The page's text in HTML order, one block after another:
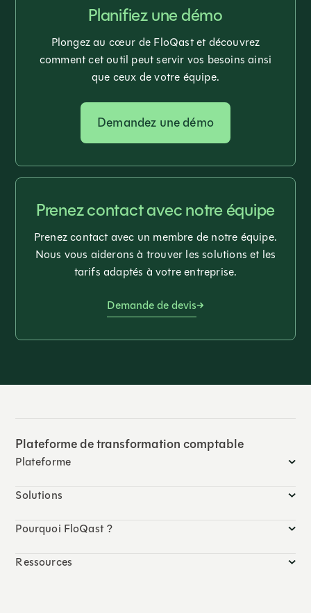
Planifiez une démo
Plongez au cœur de FloQast et découvrez
comment cet outil peut servir vos besoins ainsi
que ceux de votre équipe.
Demandez une démo
Prenez contact avec notre équipe
Prenez contact avec un membre de notre équipe.
Nous vous aiderons à trouver les solutions et les
tarifs adaptés à votre entreprise.
Demande de devis
Plateforme de transformation comptable
Plateforme
Solutions
Pourquoi FloQast ?
Ressources